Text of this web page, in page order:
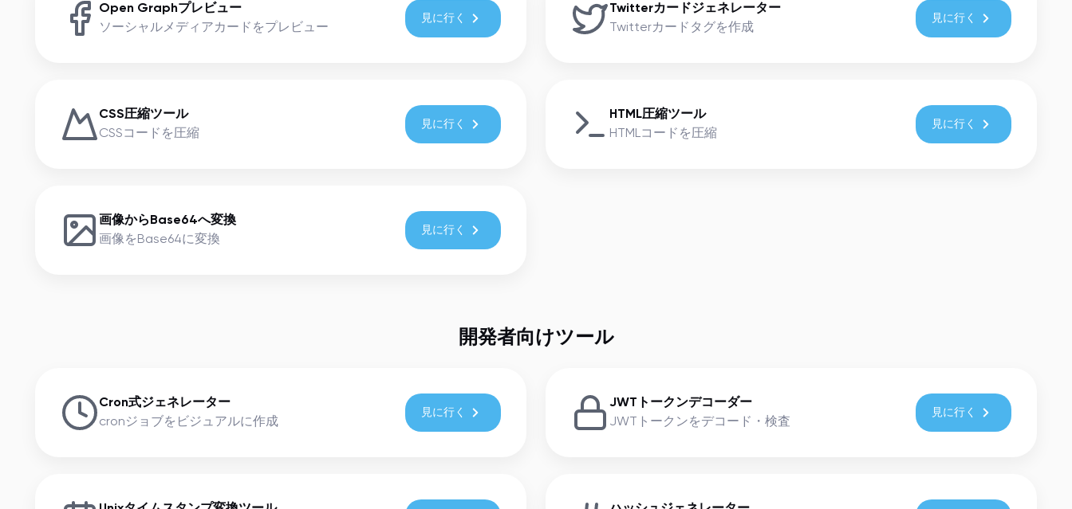
Open Graphプレビュー
ソーシャルメディアカードをプレビュー
見に行く
Twitterカードジェネレーター
Twitterカードタグを作成
見に行く
CSS圧縮ツール
CSSコードを圧縮
見に行く
HTML圧縮ツール
HTMLコードを圧縮
見に行く
画像からBase64へ変換
画像をBase64に変換
見に行く
開発者向けツール
Cron式ジェネレーター
cronジョブをビジュアルに作成
見に行く
JWTトークンデコーダー
JWTトークンをデコード・検査
見に行く